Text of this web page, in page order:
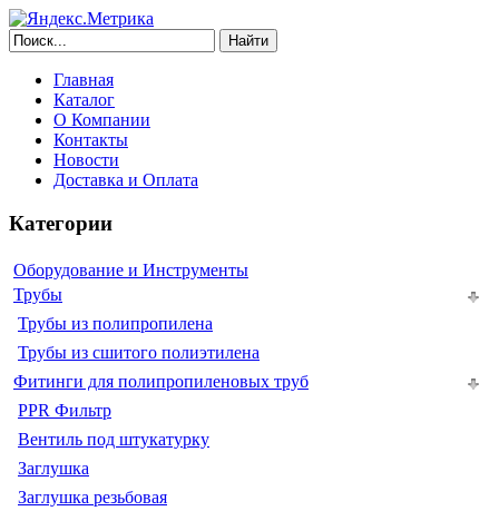
Найти
Главная
Каталог
О Компании
Контакты
Новости
Доставка и Оплата
Категории
Оборудование и Инструменты
Трубы
Трубы из полипропилена
Трубы из сшитого полиэтилена
Фитинги для полипропиленовых труб
PPR Фильтр
Вентиль под штукатурку
Заглушка
Заглушка резьбовая